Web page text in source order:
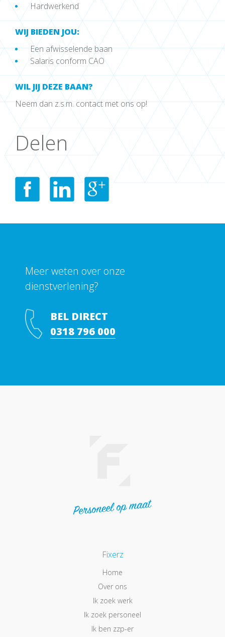
Hardwerkend
WIJ BIEDEN JOU:
Een afwisselende baan
Salaris conform CAO
WIL JIJ DEZE BAAN?
Neem dan z.s.m. contact met ons op!
Delen
Meer weten over onze
dienstverlening?
BEL DIRECT
0318 796 000
Fixerz
Home
Over ons
Ik zoek werk
Ik zoek personeel
Ik ben zzp-er